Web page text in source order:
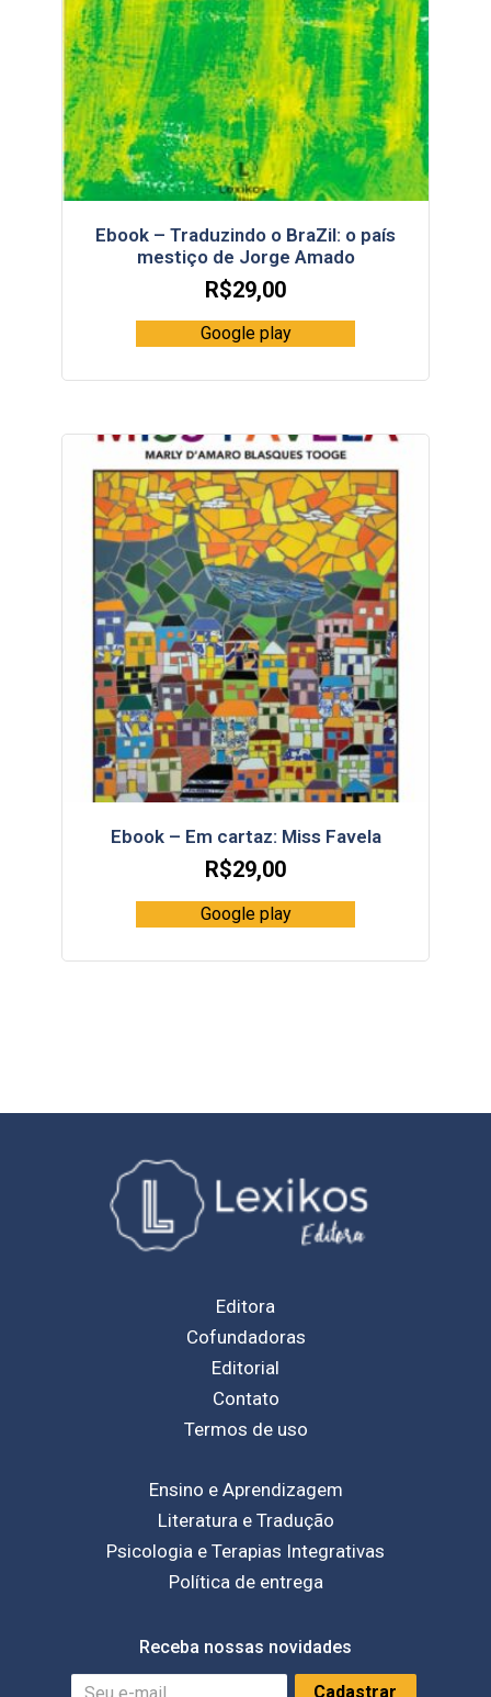
Ebook – Traduzindo o BraZil: o país
mestiço de Jorge Amado
R$29,00
Google play
Ebook – Em cartaz: Miss Favela
R$29,00
Google play
Editora
Cofundadoras
Editorial
Contato
Termos de uso
Ensino e Aprendizagem
Literatura e Tradução
Psicologia e Terapias Integrativas
Política de entrega
Receba nossas novidades